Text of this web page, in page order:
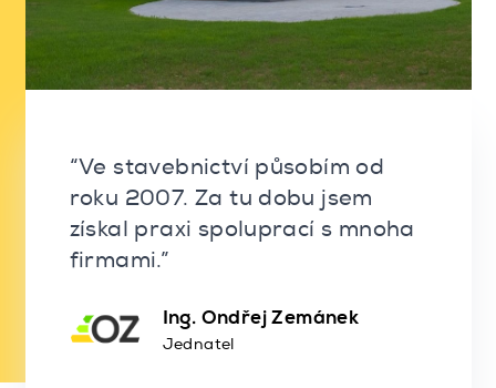
“Ve stavebnictví působím od
roku 2007. Za tu dobu jsem
získal praxi spoluprací s mnoha
firmami.”
Ing. Ondřej Zemánek
Jednatel